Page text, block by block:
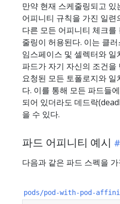
만약 현재 스케줄링되고
어피니티 규칙을 가진 일
다른 모든 어피니티 체크
줄링이 허용된다. 이는 클
임스페이스 및 셀렉터와
파드가 자기 자신의 조건
요청된 모든 토폴로지와
다. 이를 통해 모든 파드들
되어 있더라도 데드락
을 수 있다.
파드 어피니티 예시
다음과 같은 파드 스펙을
pods/pod-with-pod-